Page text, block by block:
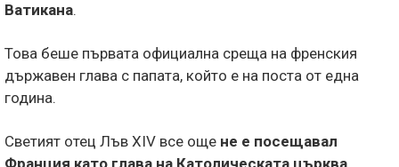
Ватикана.
Това беше първата официална среща на френския
държавен глава с папата, който е на поста от една
година.
Светият отец Лъв XIV все още не е посещавал